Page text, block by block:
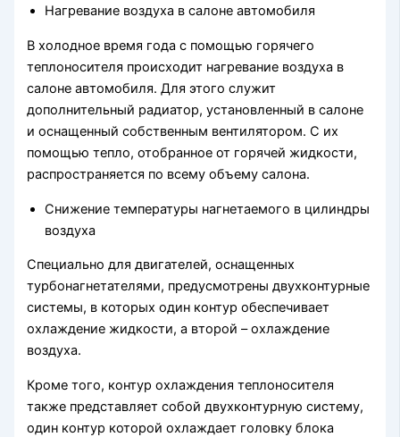
Нагревание воздуха в салоне автомобиля
В холодное время года с помощью горячего
теплоносителя происходит нагревание воздуха в
салоне автомобиля. Для этого служит
дополнительный радиатор, установленный в салоне
и оснащенный собственным вентилятором. С их
помощью тепло, отобранное от горячей жидкости,
распространяется по всему объему салона.
Снижение температуры нагнетаемого в цилиндры
воздуха
Специально для двигателей, оснащенных
турбонагнетателями, предусмотрены двухконтурные
системы, в которых один контур обеспечивает
охлаждение жидкости, а второй – охлаждение
воздуха.
Кроме того, контур охлаждения теплоносителя
также представляет собой двухконтурную систему,
один контур которой охлаждает головку блока